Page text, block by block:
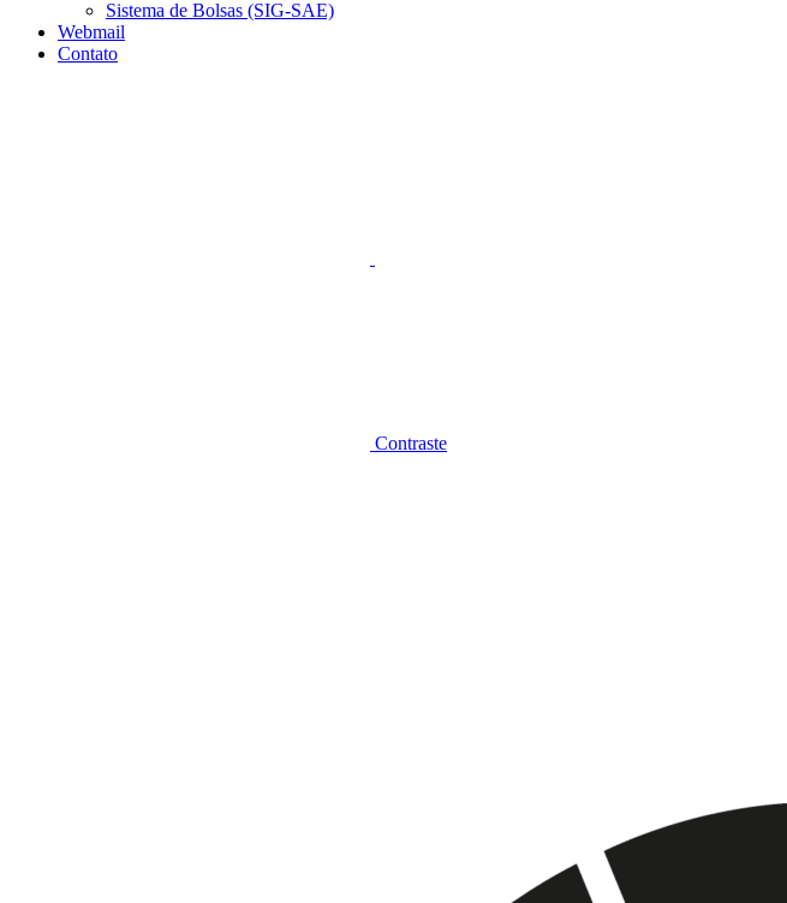
Sistema de Bolsas (SIG-SAE)
Webmail
Contato
Contraste